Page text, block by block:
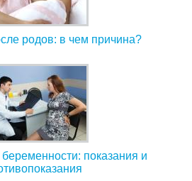
родов: в чем причина?
показания и